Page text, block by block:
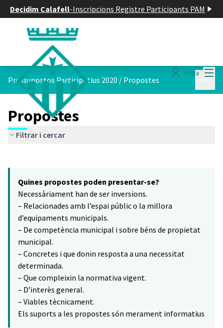
Decidim Calafell-Inscripcions Registre Participants PAM
Entra
Pressupostos Participatius 2020 / Propostes
Propostes
Filtrar i cercar
−
Quines propostes poden presentar-se?
Necessàriament han de ser inversions.
– Relacionades amb l’espai públic o la millora
d’equipaments municipals.
– De competència municipal i sobre béns de propietat
municipal.
– Concretes i que donin resposta a una necessitat
determinada.
– Que compleixin la normativa vigent.
– D’interès general.
– Viables tècnicament.
Els suports a les propostes són merament informatius